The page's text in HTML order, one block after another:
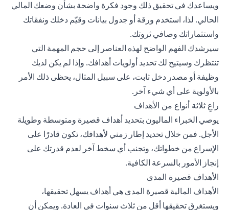
ويساعدك في تحقيق ذلك وجود فكرة واضحة بشأن وضعك المالي
الحالي. لذا، استخدم ورقة أو جدول بيانات وقيّم دخلك ونفقاتك
واستثماراتك وصافي ثروتك.
سيرشدك الفهم الواضح لهذه العناصر إلى حجم المهمة التي
تنتظرك وسيتيح لك تحديد أولويات أهدافك. وإذا لم يكن لديك
وظيفة أو مصدر دخل ثابت، على سبيل المثال، يحظى ذلك الأمر
بالأولوية على أي شيء آخر.
راعِ ثلاثة أنواع من الأهداف
يوصي الخبراء الماليون بتحديد أهداف قصيرة ومتوسطة وطويلة
الأجل. فمن خلال تحديد إطار زمني لأهدافك، تكون قادرًا على
الإسراع من خطواتك، وتجنب أي سخط آخر لعدم قدرتك على
إنجاز الأمور بالسرعة الكافية.
الأهداف قصيرة المدى
الأهداف المالية قصيرة المدى هي أهداف يسهل تحقيقها،
ويستغرق تحقيقها أقل من ثلاث سنوات في العادة. ويمكن أن